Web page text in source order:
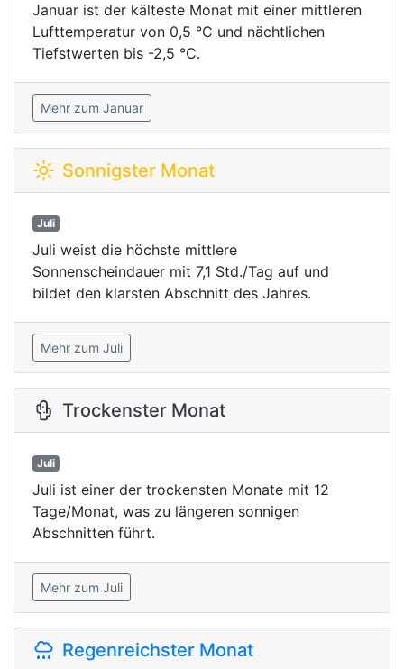
Januar ist der kälteste Monat mit einer mittleren
Lufttemperatur von 0,5 °C und nächtlichen
Tiefstwerten bis -2,5 °C.
Mehr zum Januar
Sonnigster Monat
Juli
Juli weist die höchste mittlere
Sonnenscheindauer mit 7,1 Std./Tag auf und
bildet den klarsten Abschnitt des Jahres.
Mehr zum Juli
Trockenster Monat
Juli
Juli ist einer der trockensten Monate mit 12
Tage/Monat, was zu längeren sonnigen
Abschnitten führt.
Mehr zum Juli
Regenreichster Monat